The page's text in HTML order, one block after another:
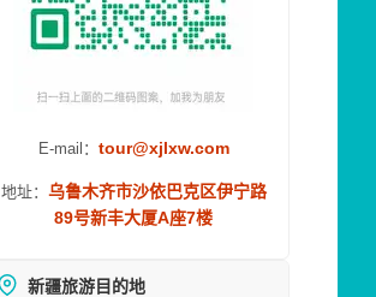
E-mail： tour@xjlxw.com
地址： 乌鲁木齐市沙依巴克区伊宁路
89号新丰大厦A座7楼
新疆旅游目的地